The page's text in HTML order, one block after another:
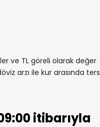
ve TL göreli olarak değer
arzı ile kur arasında ters
itibarıyla